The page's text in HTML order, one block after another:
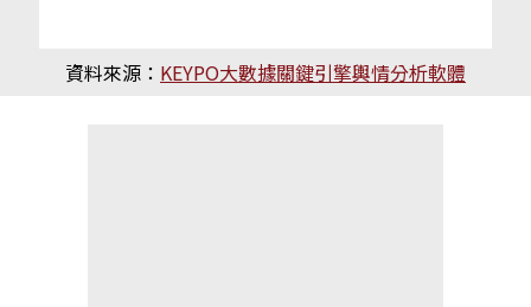
資料來源： KEYPO大數據關鍵引擎輿情分析軟體